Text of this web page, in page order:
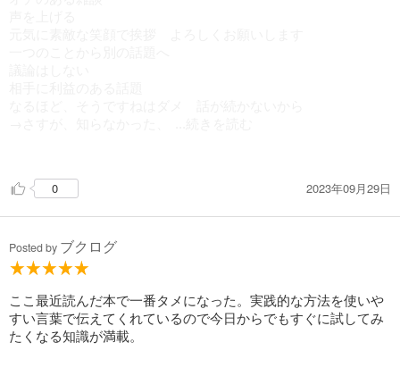
相手の顔を見る
頷きを頻繁に
質問攻めはよくない
ものではなく、それを持っている人にフォーカスする
話が続かないから
なぜですかは使わない 相手のストレスになるから
聞いたことを要約して伝える
0 2023年09月29日
Posted by ブクログ
ここ最近読んだ本で一番タメになった。実践的な方法を使いや
すい言葉で伝えてくれているので今日からでもすぐに試してみ
たくなる知識が満載。